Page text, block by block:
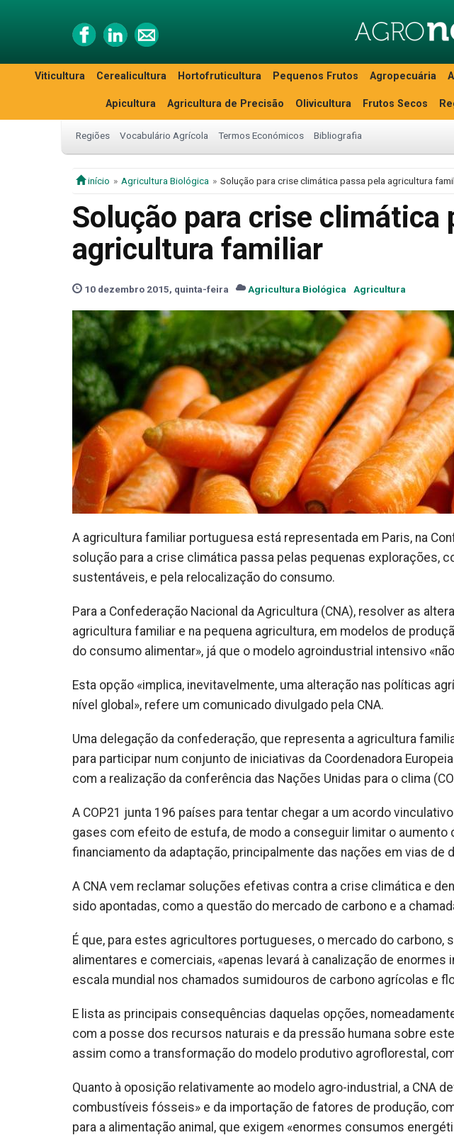
Viticultura Cerealicultura Hortofruticultura Pequenos Frutos Agropecuária
Apicultura Agricultura de Precisão Olivicultura Frutos Secos
Regiões Vocabulário Agrícola Termos Económicos Bibliografia
início Agricultura Biológica Solução para crise climática passa pela agricultura
Solução para crise climática
agricultura familiar
10 dezembro 2015, quinta-feira Agricultura Biológica Agricultura
A agricultura familiar portuguesa está representada em Paris, na
solução para a crise climática passa pelas pequenas explorações,
sustentáveis, e pela relocalização do consumo.
Para a Confederação Nacional da Agricultura (CNA), resolver as
agricultura familiar e na pequena agricultura, em modelos de
do consumo alimentar», já que o modelo agroindustrial intensivo
Esta opção «implica, inevitavelmente, uma alteração nas políticas
nível global», refere um comunicado divulgado pela CNA.
Uma delegação da confederação, que representa a agricultura
para participar num conjunto de iniciativas da Coordenadora
com a realização da conferência das Nações Unidas para o clima
A COP21 junta 196 países para tentar chegar a um acordo
gases com efeito de estufa, de modo a conseguir limitar o aumento
financiamento da adaptação, principalmente das nações em vias de
A CNA vem reclamar soluções efetivas contra a crise climática e
sido apontadas, como a questão do mercado de carbono e a
É que, para estes agricultores portugueses, o mercado do carbono,
alimentares e comerciais, «apenas levará à canalização de
escala mundial nos chamados sumidouros de carbono agrícolas e
E lista as principais consequências daquelas opções,
com a posse dos recursos naturais e da pressão humana sobre
assim como a transformação do modelo produtivo agroflorestal,
Quanto à oposição relativamente ao modelo agro-industrial, a CNA
combustíveis fósseis» e da importação de fatores de produção,
para a alimentação animal, que exigem «enormes consumos